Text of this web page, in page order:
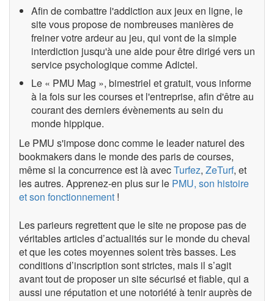
Afin de combattre l'addiction aux jeux en ligne, le
site vous propose de nombreuses manières de
freiner votre ardeur au jeu, qui vont de la simple
interdiction jusqu'à une aide pour être dirigé vers un
service psychologique comme Adictel.
Le « PMU Mag », bimestriel et gratuit, vous informe
à la fois sur les courses et l'entreprise, afin d'être au
courant des derniers évènements au sein du
monde hippique.
Le PMU s'impose donc comme le leader naturel des
bookmakers dans le monde des paris de courses,
même si la concurrence est là avecTurfez, ZeTurf, et
les autres. Apprenez-en plus sur le PMU, son histoire
et son fonctionnement !
Les parieurs regrettent que le site ne propose pas de
véritables articles d’actualités sur le monde du cheval
et que les cotes moyennes soient très basses. Les
conditions d’inscription sont strictes, mais il s’agit
avant tout de proposer un site sécurisé et fiable, qui a
aussi une réputation et une notoriété à tenir auprès de